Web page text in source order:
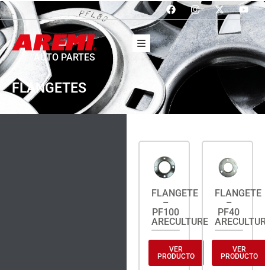
AUTO PARTES
FLANGETES
FLANGETE
–
PF100
ARECULTURE
VER
PRODUCTO
FLANGETE
–
PF40
VER
PRODUCTO